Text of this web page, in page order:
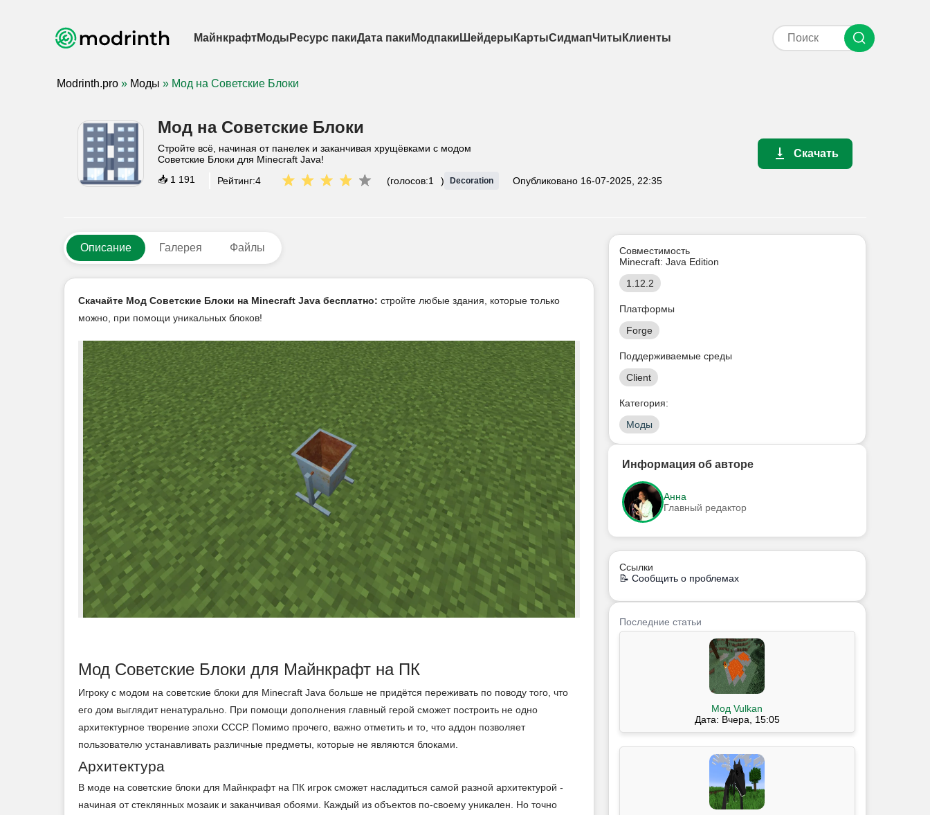
МайнкрафтМоды Ресурс пакиДата паки Модпаки Шейдеры КартыСидмапЧиты Клиенты
Modrinth.pro » Моды » Мод на Советские Блоки
Мод на Советские Блоки
Стройте всё, начиная от панелек и заканчивая хрущёвками с модом
Советские Блоки для Minecraft Java!
📥 1 191 Рейтинг:4 (голосов:1 ) Decoration Опубликовано 16-07-2025, 22:35
Скачать
Описание Галерея Файлы
Скачайте Мод Советские Блоки на Minecraft Java бесплатно: стройте любые здания, которые только
можно, при помощи уникальных блоков!
Мод Советские Блоки для Майнкрафт на ПК
Игроку с модом на советские блоки для Minecraft Java больше не придётся переживать по поводу того, что
его дом выглядит ненатурально. При помощи дополнения главный герой сможет построить не одно
архитектурное творение эпохи СССР. Помимо прочего, важно отметить и то, что аддон позволяет
пользователю устанавливать различные предметы, которые не являются блоками.
Архитектура
В моде на советские блоки для Майнкрафт на ПК игрок сможет насладиться самой разной архитектурой -
начиная от стеклянных мозаик и заканчивая обоями. Каждый из объектов по-своему уникален. Но точно
Совместимость
Minecraft: Java Edition
1.12.2
Платформы
Forge
Поддерживаемые среды
Client
Категория:
Моды
Информация об авторе
Анна
Главный редактор
Ссылки
📝 Сообщить о проблемах
Последние статьи
Мод Vulkan
Дата: Вчера, 15:05